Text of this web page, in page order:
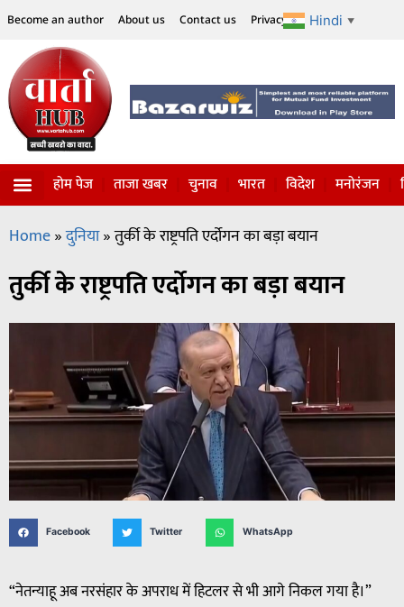
Become an author About us Contact us Privacy Policy Disclaimer
Hindi ▼
होम पेज ताजा खबर चुनाव भारत विदेश मनोरंजन
Home»दुनिया»तुर्की के राष्ट्रपति एर्दोगन का बड़ा बयान
तुर्की के राष्ट्रपति एर्दोगन का बड़ा बयान
Facebook Twitter WhatsApp
“नेतन्याहू अब नरसंहार के अपराध में हिटलर से भी आगे निकल गया है।”